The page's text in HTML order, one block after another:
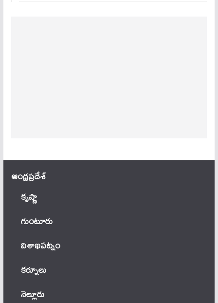
ఆంధ్ర‌ప్ర‌దేశ్
కృష్ణా
గుంటూరు
విశాఖపట్నం
కర్నూలు
నెల్లూరు